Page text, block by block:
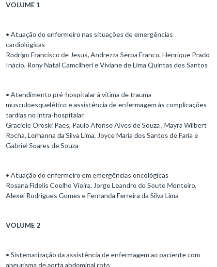
VOLUME 1
• Atuação do enfermeiro nas situações de emergências
cardiológicas
Rodrigo Francisco de Jesus, Andrezza Serpa Franco, Henrique Prado
Inácio, Rony Natal Camcilheri e Viviane de Lima Quintas dos Santos
• Atendimento pré-hospitalar à vítima de trauma
musculoesquelético e assistência de enfermagem às complicações
tardias no intra-hospitalar
Graciele Oroski Paes, Paulo Afonso Alves de Souza , Mayra Wilbert
Rocha, Lorhanna da Silva Lima, Joyce Maria dos Santos de Faria e
Gabriel Soares de Souza
• Atuação do enfermeiro em emergências oncológicas
Rosana Fidelis Coelho Vieira, Jorge Leandro do Souto Monteiro,
Alexei Rodrigues Gomes e Fernanda Ferreira da Silva Lima
VOLUME 2
• Sistematização da assistência de enfermagem ao paciente com
aneurisma de aorta abdominal roto